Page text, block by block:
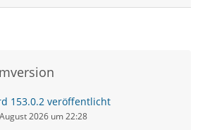
153.0.2 veröffentlicht
2026 um 22:28